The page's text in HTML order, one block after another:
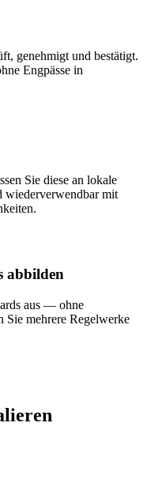
genehmigt und bestätigt.
Engpässe in
Sie diese an lokale
wiederverwendbar mit
abbilden
aus — ohne
mehrere Regelwerke